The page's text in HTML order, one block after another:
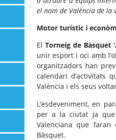
el nom de València de la
Motor turístic i
El Torneig de Bàsquet
unir esport i oci amb
organitzadors han
calendari d’activitats
València i els seus
L’esdeveniment, en
per a la ciutat ja que
Valenciana que
Bàsquet.